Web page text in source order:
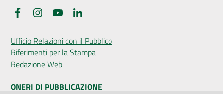
Seguici
su
FacebookInstagramYouTube
Ufficio Relazioni con il Pubblico
Riferimenti per la Stampa
Redazione Web
ONERI DI PUBBLICAZIONE